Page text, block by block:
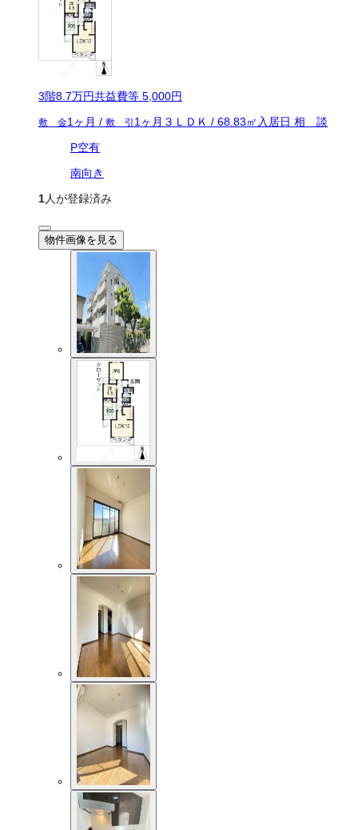
3階8.7万円共益費等 5,000円
敷 金1ヶ月 / 敷 引 1ヶ月 ３ＬＤＫ / 68.83㎡ 入居日 相 談
P空有
南向き
1人が登録済み
物件画像を見る